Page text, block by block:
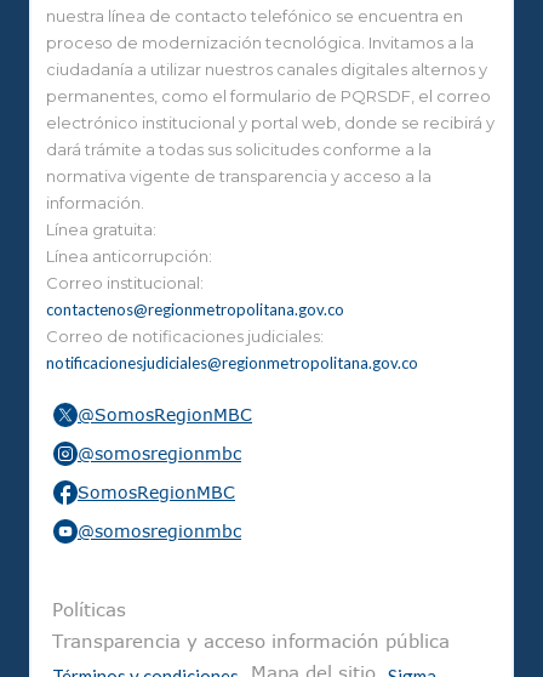
nuestra línea de contacto telefónico se encuentra en
proceso de modernización tecnológica. Invitamos a la
ciudadanía a utilizar nuestros canales digitales alternos y
permanentes, como el formulario de PQRSDF, el correo
electrónico institucional y portal web, donde se recibirá y
dará trámite a todas sus solicitudes conforme a la
normativa vigente de transparencia y acceso a la
información.
Línea gratuita:
Línea anticorrupción:
Correo institucional:
contactenos@regionmetropolitana.gov.co
Correo de notificaciones judiciales:
notificacionesjudiciales@regionmetropolitana.gov.co
@SomosRegionMBC
@somosregionmbc
SomosRegionMBC
@somosregionmbc
Pie de página
Políticas
Transparencia y acceso información pública
Mapa del sitio